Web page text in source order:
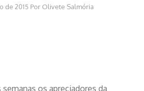
de 2015 Por Olivete Salmória
semanas os apreciadores da